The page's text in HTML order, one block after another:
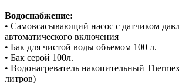
Водоснабжение:
• Самовсасывающий насос с датчиком
автоматического включения
• Бак для чистой воды объемом 100 л.
• Бак серой 100л.
• Водонагреватель накопительный
литров)